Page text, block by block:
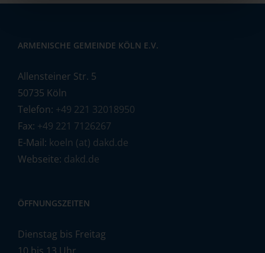
ARMENISCHE GEMEINDE KÖLN E.V.
Allensteiner Str. 5
50735 Köln
Telefon: +49 221 32018950
Fax: +49 221 7126267
E-Mail: koeln (at) dakd.de
Webseite: dakd.de
ÖFFNUNGSZEITEN
Dienstag bis Freitag